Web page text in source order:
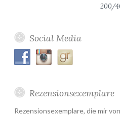
200/
Social Media
Rezensionsexemplare
Rezensionsexemplare, die mir